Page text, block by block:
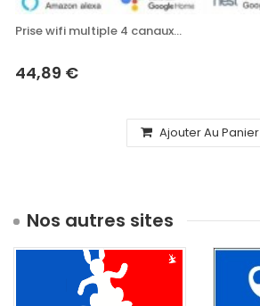
Prise wifi multiple 4 canaux...
44,89 €
Ajouter Au Panier
Nos autres sites